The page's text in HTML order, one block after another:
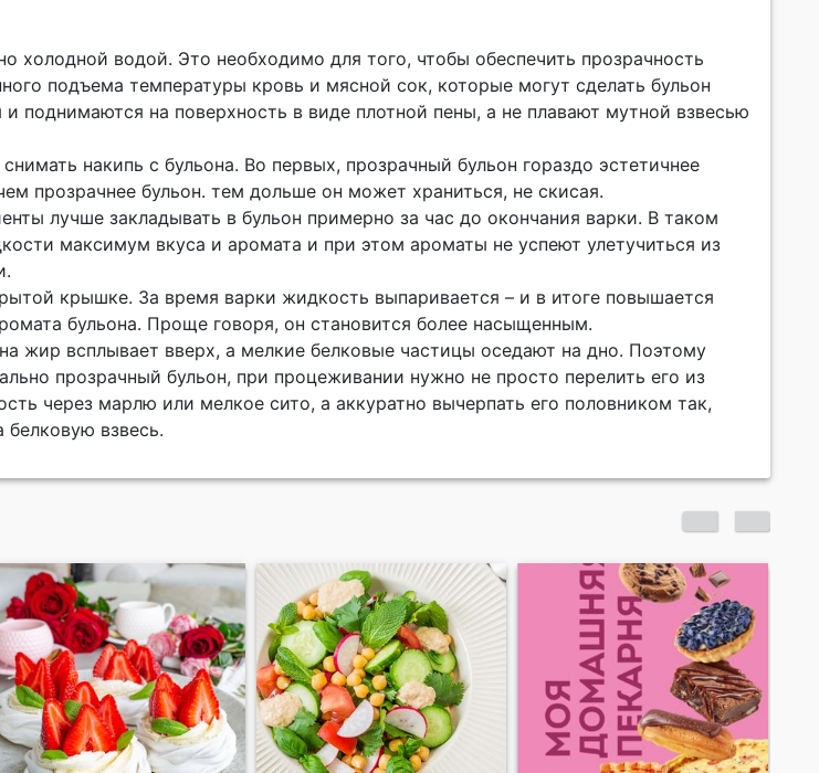
холодной водой. Это необходимо для того, чтобы обеспечить прозрачность
подъема температуры кровь и мясной сок, которые могут сделать бульон
поднимаются на поверхность в виде плотной пены, а не плавают мутной взвесью
накипь с бульона. Во первых, прозрачный бульон гораздо эстетичнее
прозрачнее бульон. тем дольше он может храниться, не скисая.
лучше закладывать в бульон примерно за час до окончания варки. В таком
максимум вкуса и аромата и при этом ароматы не успеют улетучиться из
крышке. За время варки жидкость выпаривается – и в итоге повышается
бульона. Проще говоря, он становится более насыщенным.
жир всплывает вверх, а мелкие белковые частицы оседают на дно. Поэтому
прозрачный бульон, при процеживании нужно не просто перелить его из
через марлю или мелкое сито, а аккуратно вычерпать его половником так,
белковую взвесь.
На бегу о Грузии. Про
замороженные ягоды